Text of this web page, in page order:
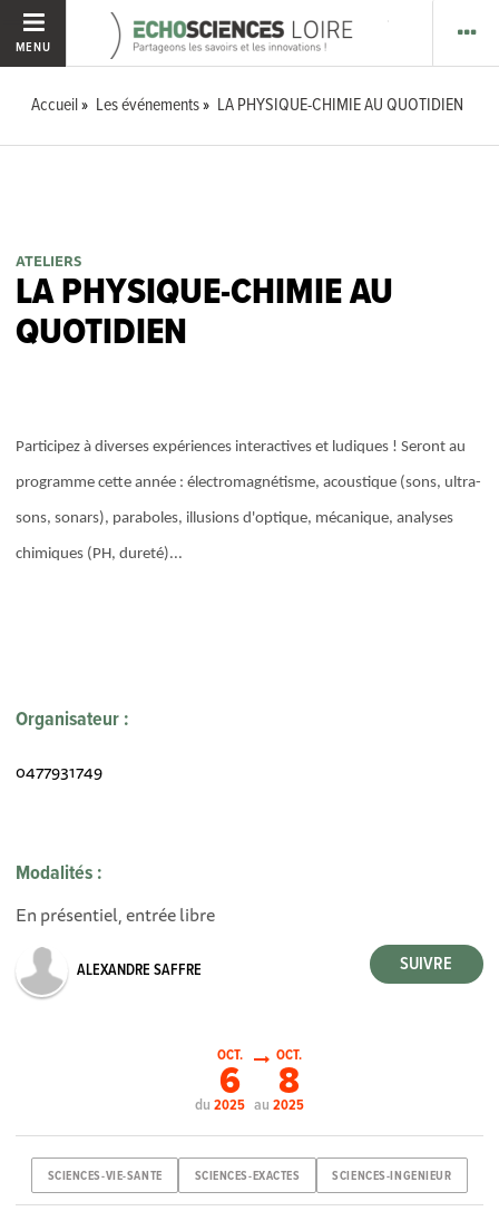
MENU
Accueil Les événements LA PHYSIQUE-CHIMIE AU QUOTIDIEN
ATELIERS
LA PHYSIQUE-CHIMIE AU
QUOTIDIEN
Participez à diverses expériences interactives et ludiques ! Seront au
programme cette année : électromagnétisme, acoustique (sons, ultra-
sons, sonars), paraboles, illusions d'optique, mécanique, analyses
chimiques (PH, dureté)...
Organisateur :
0477931749
Modalités :
En présentiel, entrée libre
ALEXANDRE SAFFRE
du
OCT.
6
2025 au
OCT.
8
2025
SCIENCES-VIE-SANTE SCIENCES-EXACTES SCIENCES-INGENIEUR